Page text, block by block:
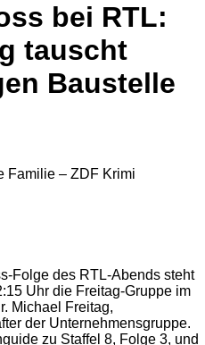
bei RTL:
tauscht
Baustelle
Folge des RTL-Abends steht
Uhr die Freitag-Gruppe im
Michael Freitag,
der Unternehmensgruppe.
zu Staffel 8, Folge 3, und